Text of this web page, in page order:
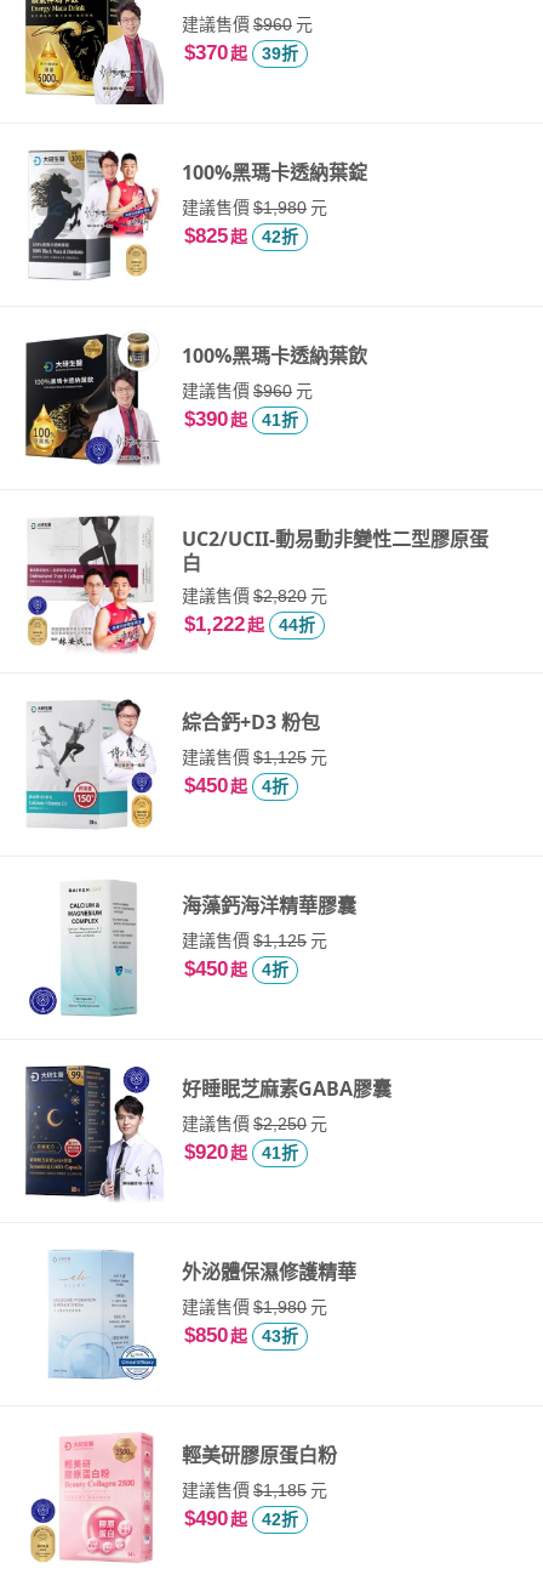
建議售價$960元
$370起 39折
100%黑瑪卡透納葉錠
建議售價$1,980元
$825起 42折
100%黑瑪卡透納葉飲
建議售價$960元
$390起 41折
UC2/UCII-動易動非變性二型膠原蛋
白
建議售價$2,820元
$1,222起 44折
綜合鈣+D3 粉包
建議售價$1,125元
$450起 4折
海藻鈣海洋精華膠囊
建議售價$1,125元
$450起 4折
好睡眠芝麻素GABA膠囊
建議售價$2,250元
$920起 41折
外泌體保濕修護精華
建議售價$1,980元
$850起 43折
輕美研膠原蛋白粉
建議售價$1,185元
$490起 42折